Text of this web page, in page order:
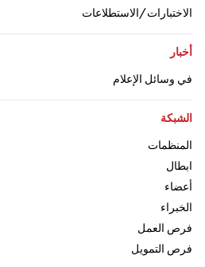
الاختبارات/الاستطلاعات
اذهب إلى:
أخبار
في وسائل الإعلام
اذهب إلى:
الشبكة
المنظمات
ابطال
أعضاء
الخبراء
فرص العمل
فرص التمويل